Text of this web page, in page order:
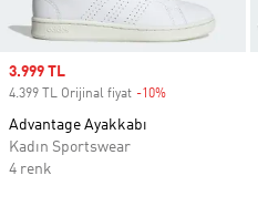
Sale price
3.999 TL
4.399 TL Orijinal fiyat -10%
Advantage Ayakkabı
Kadın Sportswear
4 renk